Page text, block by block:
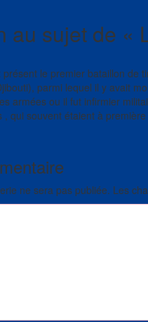
au sujet de «
le premier bataillon de
parmi lequel il y avait
armées ou il fut infirmier
, qui souvent étaient à première
ne sera pas publiée. Les